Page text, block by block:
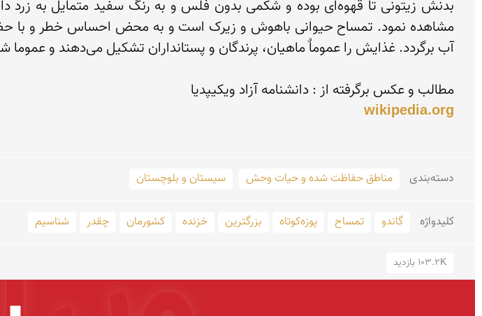
مطالب و عكس برگرفته از : دانشنامه آزاد ویكیپدیا
wikipedia.org
دسته‌بندی مناطق حفاظت شده و حیات وحش سیستان و بلوچستان
کلید‌واژه گاندو تمساح پوزه‌کوتاه بزرگترین خزنده کشورمان چقدر شناسیم
103.2K بازدید